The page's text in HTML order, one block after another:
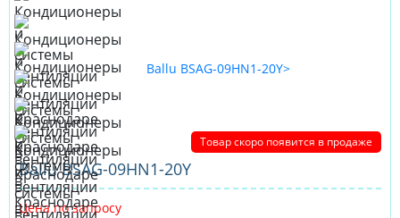
Товар скоро появится в продаже
Ballu BSAG-09HN1-20Y
Цена по запросу